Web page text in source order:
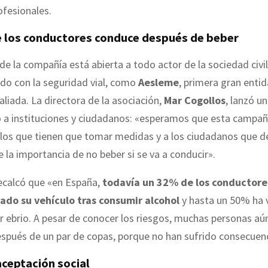
los conductores conduce después de beber
la compañía está abierta a todo actor de la sociedad civil
con la seguridad vial, como Aesleme, primera gran
La directora de la asociación, Mar Cogollos, lanzó un
instituciones y ciudadanos: «esperamos que esta
que tienen que tomar medidas y a los ciudadanos que
la importancia de no beber si se va a conducir».
que «en España, todavía un 32% de los
su vehículo tras consumir alcoholy hasta un 50% ha
ebrio. A pesar de conocer los riesgos, muchas personas
de un par de copas, porque no han sufrido
social